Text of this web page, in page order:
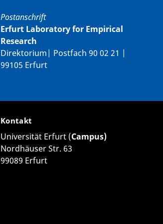
Postanschrift
Erfurt Laboratory for Empirical
Research
Direktorium| Postfach 90 02 21 |
99105 Erfurt
Kontakt
Universität Erfurt (Campus)
Nordhäuser Str. 63
99089 Erfurt